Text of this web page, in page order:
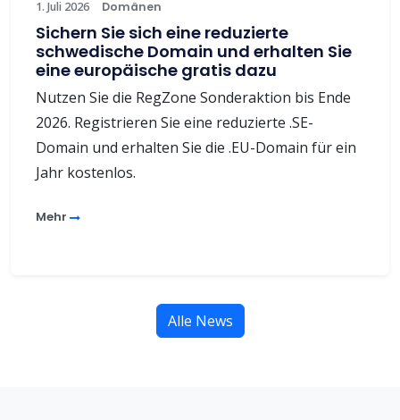
1. Juli 2026 Domänen
Sichern Sie sich eine reduzierte
schwedische Domain und erhalten Sie
eine europäische gratis dazu
Nutzen Sie die RegZone Sonderaktion bis Ende
2026. Registrieren Sie eine reduzierte .SE-
Domain und erhalten Sie die .EU-Domain für ein
Jahr kostenlos.
Mehr
Alle News